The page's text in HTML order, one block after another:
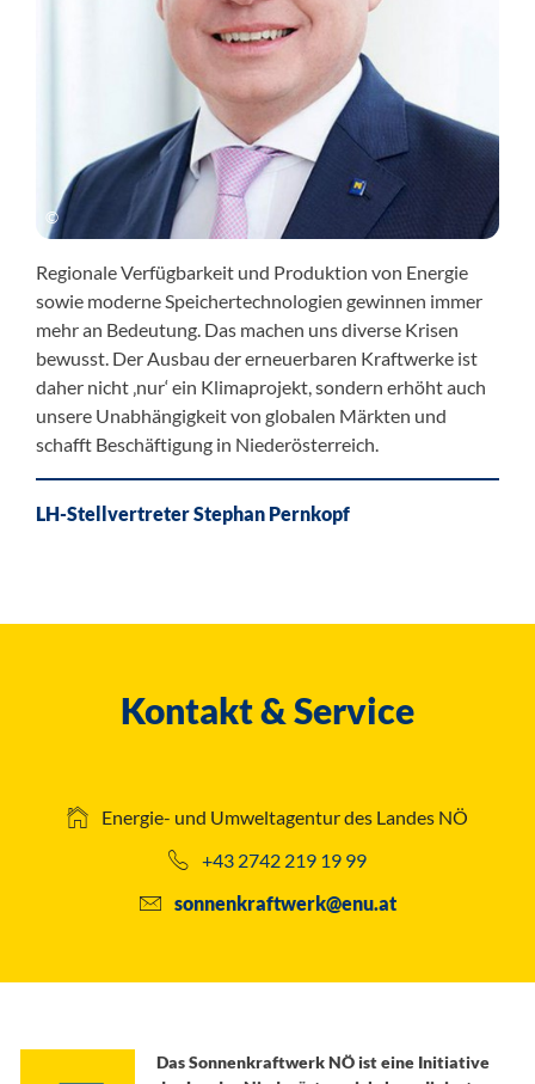
Regionale Verfügbarkeit und Produktion von Energie
sowie moderne Speichertechnologien gewinnen immer
mehr an Bedeutung. Das machen uns diverse Krisen
bewusst. Der Ausbau der erneuerbaren Kraftwerke ist
daher nicht ‚nur‘ ein Klimaprojekt, sondern erhöht auch
unsere Unabhängigkeit von globalen Märkten und
schafft Beschäftigung in Niederösterreich.
LH-Stellvertreter Stephan Pernkopf
Kontakt & Service
Energie- und Umweltagentur des Landes NÖ
+43 2742 219 19 99
sonnenkraftwerk@enu.at
Das Sonnenkraftwerk NÖ ist eine Initiative